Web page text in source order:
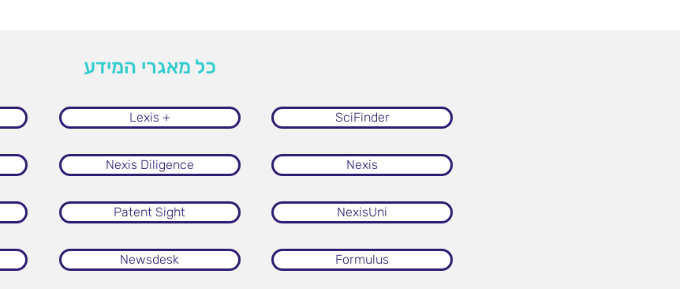
כל מאגרי המידע
SciFinder
Nexis
NexisUni
Formulus
Lexis +
Nexis Diligence
Patent Sight
Newsdesk